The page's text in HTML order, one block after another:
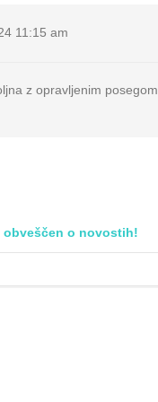
11:15 am
z opravljenim
obveščen o novostih!